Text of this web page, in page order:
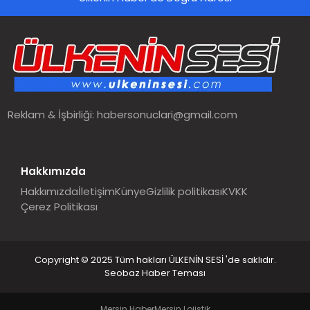
TEKNOLOJI
Reklam & İşbirliği:habersonuclari@gmail.com
Hakkımızda
HakkımızdaİletişimKünyeGizlilik politikasıKVKK
Çerez Politikası
Copyright © 2025 Tüm hakları ÜLKENİN SESİ 'de saklıdır.
Seobaz Haber Teması